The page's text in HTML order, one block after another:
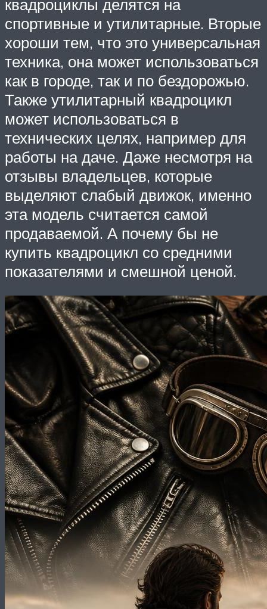
квадроциклы делятся на
спортивные и утилитарные. Вторые
хороши тем, что это универсальная
техника, она может использоваться
как в городе, так и по бездорожью.
Также утилитарный квадроцикл
может использоваться в
технических целях, например для
работы на даче. Даже несмотря на
отзывы владельцев, которые
выделяют слабый движок, именно
эта модель считается самой
продаваемой. А почему бы не
купить квадроцикл со средними
показателями и смешной ценой.